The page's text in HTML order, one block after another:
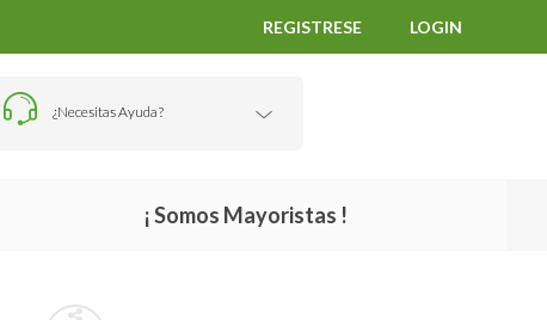
REGISTRESE LOGIN
¿Necesitas Ayuda?
¡ Somos Mayoristas !